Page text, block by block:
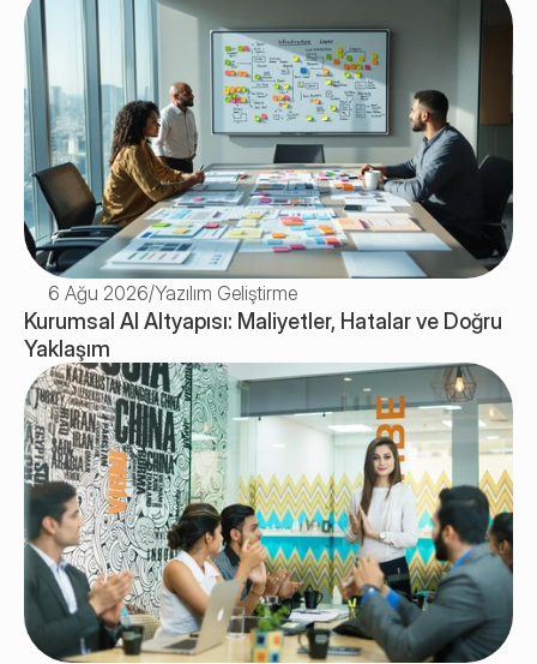
6 Ağu 2026/Yazılım Geliştirme
Kurumsal AI Altyapısı: Maliyetler, Hatalar ve Doğru
Yaklaşım